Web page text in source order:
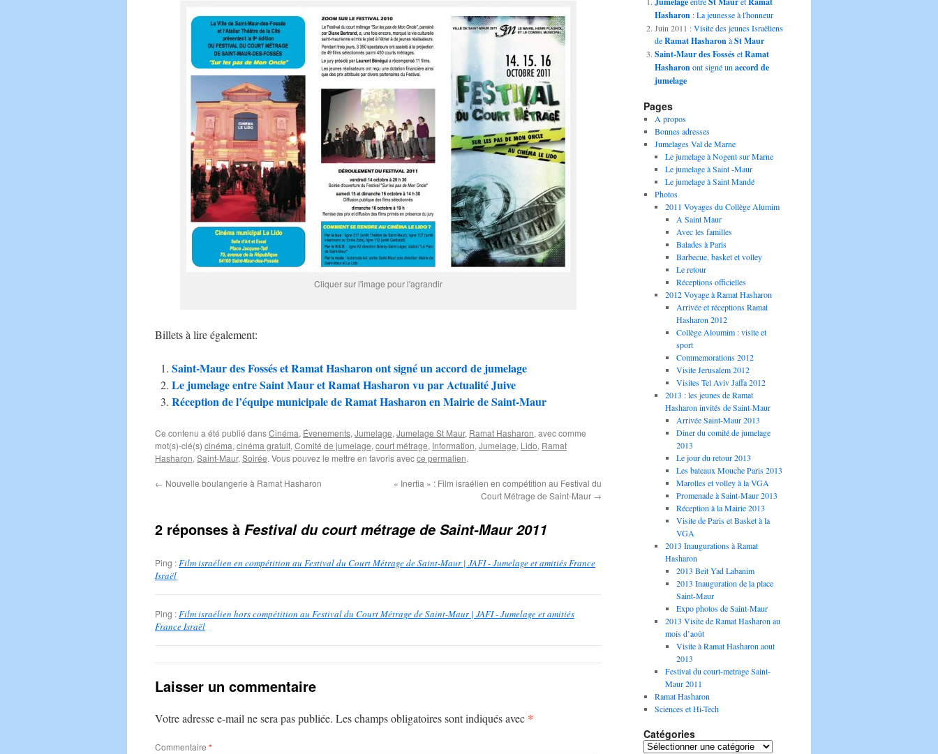
Cliquer sur l'image pour l'agrandir
Billets à lire également:
Saint-Maur des Fossés et Ramat Hasharon ont signé un accord de jumelage
Le jumelage entre Saint Maur et Ramat Hasharon vu par Actualité Juive
Réception de l’équipe municipale de Ramat Hasharon en Mairie de Saint­‐Maur
Ce contenu a été publié dansCinéma, Évenements, Jumelage, Jumelage St Maur, Ramat Hasharon, avec comme
mot(s)-clé(s) cinéma, cinéma gratuit, Comité de jumelage, court métrage, Information, Jumelage, Lido, Ramat
Hasharon, Saint-Maur, Soirée. Vous pouvez le mettre en favoris avecce permalien.
← Nouvelle boulangerie à Ramat Hasharon
« Inertia » : Film israélien en compétition au Festival du
Court Métrage de Saint-Maur →
2 réponses à Festival du court métrage de Saint-Maur 2011
Ping :Film israélien en compétition au Festival du Court Métrage de Saint-Maur | JAFI - Jumelage et amitiés France
Israël
Ping :Film israélien hors compétition au Festival du Court Métrage de Saint-Maur | JAFI - Jumelage et amitiés
France Israël
Laisser un commentaire
Votre adresse e-mail ne sera pas publiée. Les champs obligatoires sont indiqués avec *
Commentaire *
Hasharon : La jeunesse à l'honneur
Juin 2011 :Visite des jeunes Israëliens
deRamat Hasharon àSt Maur
Saint-Maur des FossésetRamat
Hasharon ont signé un accord de
jumelage
Pages
A propos
Bonnes adresses
Jumelages Val de Marne
Le jumelage à Nogent sur Marne
Le jumelage à Saint -Maur
Le jumelage à Saint Mandé
Photos
2011 Voyages du Collège Alumim
A Saint Maur
Avec les familles
Balades à Paris
Barbecue, basket et volley
Le retour
Réceptions officielles
2012 Voyage à Ramat Hasharon
Arrivée et réceptions Ramat
Hasharon 2012
Collège Aloumim : visite et
sport
Commemorations 2012
Visite Jerusalem 2012
Visites Tel Aviv Jaffa 2012
2013 : les jeunes de Ramat
Hasharon invités de Saint-Maur
Arrivée Saint-Maur 2013
Diner du comité de jumelage
2013
Le jour du retour 2013
Les bateaux Mouche Paris 2013
Marolles et volley à la VGA
Promenade à Saint-Maur 2013
Réception à la Mairie 2013
Visite de Paris et Basket à la
VGA
2013 Inaugurations à Ramat
Hasharon
2013 Beit Yad Labanim
2013 Inauguration de la place
Saint-Maur
Expo photos de Saint-Maur
2013 Visite de Ramat Hasharon au
mois d’août
Visite à Ramat Hasharon aout
2013
Festival du court-metrage Saint-
Maur 2011
Ramat Hasharon
Sciences et Hi-Tech
Catégories
Catégories